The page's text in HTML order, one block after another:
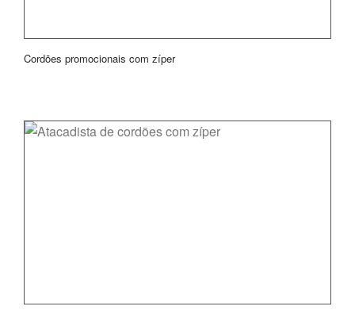
Cordões promocionais com zíper